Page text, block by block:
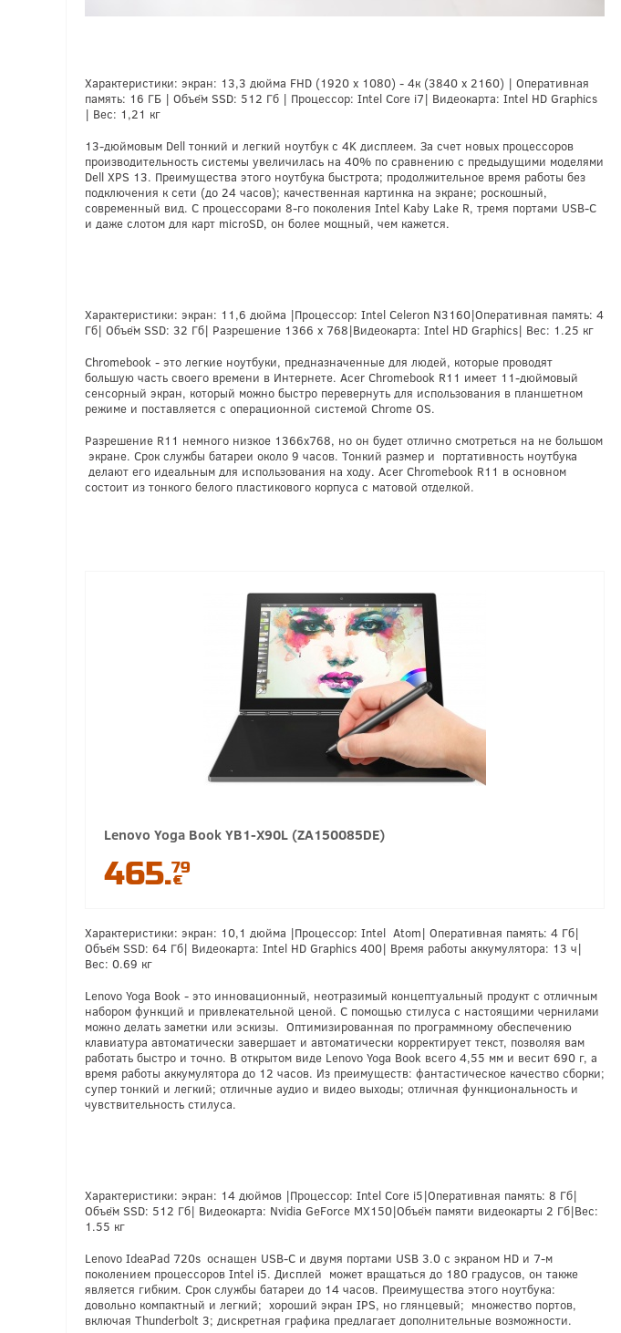
Характеристики: экран: 13,3 дюйма FHD (1920 х 1080) - 4к (3840 х 2160) | Оперативная
память: 16 ГБ | Объём SSD: 512 Гб | Процессор: Intel Core i7| Видеокарта: Intel HD Graphics
| Вес: 1,21 кг
13-дюймовым Dell тонкий и легкий ноутбук с 4K дисплеем. За счет новых процессоров
производительность системы увеличилась на 40% по сравнению с предыдущими моделями
Dell XPS 13. Преимущества этого ноутбука быстрота; продолжительное время работы без
подключения к сети (до 24 часов); качественная картинка на экране; роскошный,
современный вид. С процессорами 8-го поколения Intel Kaby Lake R, тремя портами USB-C
и даже слотом для карт microSD, он более мощный, чем кажется.
Характеристики: экран: 11,6 дюйма |Процессор: Intel Celeron N3160|Оперативная память: 4
Гб| Объём SSD: 32 Гб| Разрешение 1366 x 768|Видеокарта: Intel HD Graphics| Вес: 1.25 кг
Chromebook - это легкие ноутбуки, предназначенные для людей, которые проводят
большую часть своего времени в Интернете. Acer Chromebook R11 имеет 11-дюймовый
сенсорный экран, который можно быстро перевернуть для использования в планшетном
режиме и поставляется с операционной системой Chrome OS.
Разрешение R11 немного низкое 1366x768, но он будет отлично смотреться на не большом
экране. Срок службы батареи около 9 часов. Тонкий размер и портативность ноутбука
делают его идеальным для использования на ходу. Acer Chromebook R11 в основном
состоит из тонкого белого пластикового корпуса с матовой отделкой.
Lenovo Yoga Book YB1-X90L (ZA150085DE)
465.79
€
Характеристики: экран: 10,1 дюйма |Процессор: Intel Atom| Оперативная память: 4 Гб|
Объём SSD: 64 Гб| Видеокарта: Intel HD Graphics 400| Время работы аккумулятора: 13 ч|
Вес: 0.69 кг
Lenovo Yoga Book - это инновационный, неотразимый концептуальный продукт с отличным
набором функций и привлекательной ценой. С помощью стилуса с настоящими чернилами
можно делать заметки или эскизы. Оптимизированная по программному обеспечению
клавиатура автоматически завершает и автоматически корректирует текст, позволяя вам
работать быстро и точно. В открытом виде Lenovo Yoga Book всего 4,55 мм и весит 690 г, а
время работы аккумулятора до 12 часов. Из преимуществ: фантастическое качество сборки;
супер тонкий и легкий; отличные аудио и видео выходы; отличная функциональность и
чувствительность стилуса.
Характеристики: экран: 14 дюймов |Процессор: Intel Core i5|Оперативная память: 8 Гб|
Объём SSD: 512 Гб| Видеокарта: Nvidia GeForce MX150|Объём памяти видеокарты 2 Гб|Вес:
1.55 кг
Lenovo IdeaPad 720s оснащен USB-C и двумя портами USB 3.0 с экраном HD и 7-м
поколением процессоров Intel i5. Дисплей может вращаться до 180 градусов, он также
является гибким. Срок службы батареи до 14 часов. Преимущества этого ноутбука:
довольно компактный и легкий; хороший экран IPS, но глянцевый; множество портов,
включая Thunderbolt 3; дискретная графика предлагает дополнительные возможности.